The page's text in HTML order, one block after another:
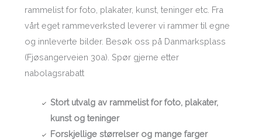
rammelist for foto, plakater, kunst, teninger etc. Fra
vårt eget rammeverksted leverer vi rammer til egne
og innleverte bilder. Besøk oss på Danmarksplass
(Fjøsangerveien 30a). Spør gjerne etter
nabolagsrabatt
Stort utvalg av rammelist for foto, plakater,
kunst og teninger
Forskjellige størrelser og mange farger